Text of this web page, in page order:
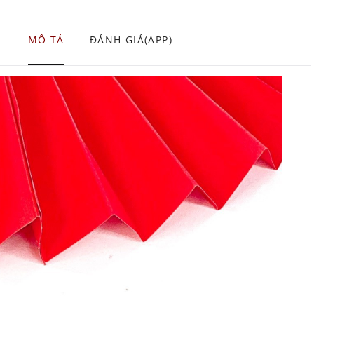
MÔ TẢ ĐÁNH GIÁ(APP)